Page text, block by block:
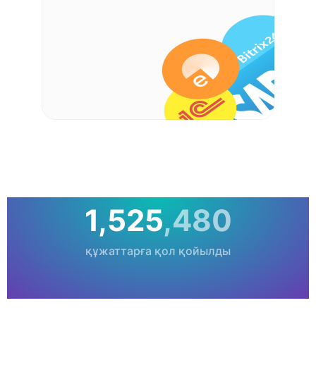
1,525,480
құжаттарға қол қойылды